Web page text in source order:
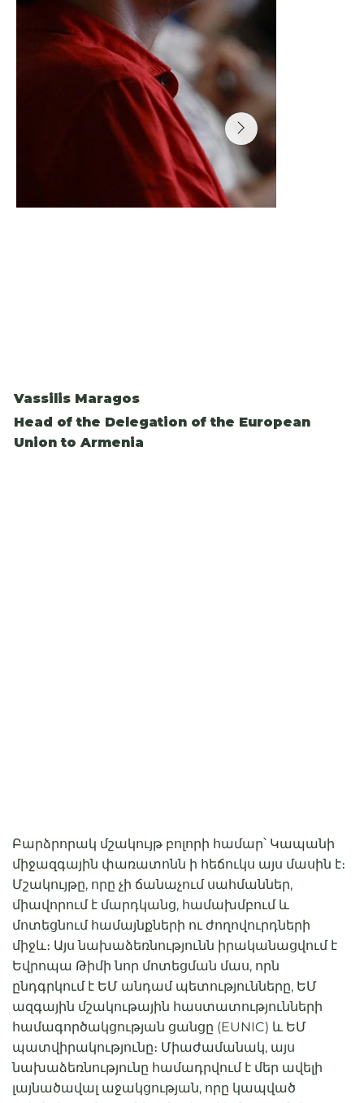
Vassilis Maragos
Head of the Delegation of the European
Union to Armenia
Բարձրորակ մշակույթ բոլորի համար՝ Կապանի
միջազգային փառատոնն ի հեճուկս այս մասին է։
Մշակույթը, որը չի ճանաչում սահմաններ,
միավորում է մարդկանց, համախմբում և
մոտեցնում համայնքների ու ժողովուրդների
միջև։ Այս նախաձեռնությունն իրականացվում է
Եվրոպա Թիմի նոր մոտեցման մաս, որն
ընդգրկում է ԵՄ անդամ պետությունները, ԵՄ
ազգային մշակութային հաստատությունների
համագործակցության ցանցը (EUNIC) և ԵՄ
պատվիրակությունը։ Միաժամանակ, այս
նախաձեռնությունը համադրվում է մեր ավելի
լայնածավալ աջակցության, որը կապված